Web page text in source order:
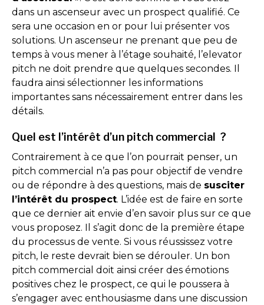
dans un ascenseur avec un prospect qualifié. Ce
sera une occasion en or pour lui présenter vos
solutions. Un ascenseur ne prenant que peu de
temps à vous mener à l’étage souhaité, l’elevator
pitch ne doit prendre que quelques secondes. Il
faudra ainsi sélectionner les informations
importantes sans nécessairement entrer dans les
détails.
Quel est l’intérêt d’un pitch commercial ?
Contrairement à ce que l’on pourrait penser, un
pitch commercial n’a pas pour objectif de vendre
ou de répondre à des questions, mais de susciter
l’intérêt du prospect. L’idée est de faire en sorte
que ce dernier ait envie d’en savoir plus sur ce que
vous proposez. Il s’agit donc de la première étape
du processus de vente. Si vous réussissez votre
pitch, le reste devrait bien se dérouler. Un bon
pitch commercial doit ainsi créer des émotions
positives chez le prospect, ce qui le poussera à
s’engager avec enthousiasme dans une discussion